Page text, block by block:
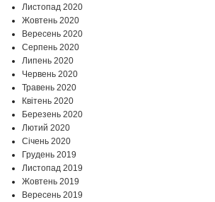
Листопад 2020
Жовтень 2020
Вересень 2020
Серпень 2020
Липень 2020
Червень 2020
Травень 2020
Квітень 2020
Березень 2020
Лютий 2020
Січень 2020
Грудень 2019
Листопад 2019
Жовтень 2019
Вересень 2019